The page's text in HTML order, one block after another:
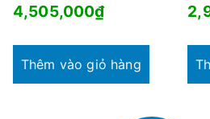
4,505,000₫
Thêm vào giỏ hàng